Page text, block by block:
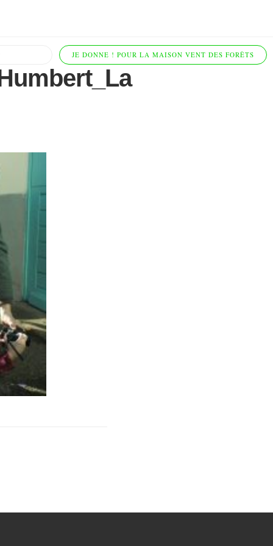
JE DONNE ! POUR LA MAISON VENT DES FORÊTS